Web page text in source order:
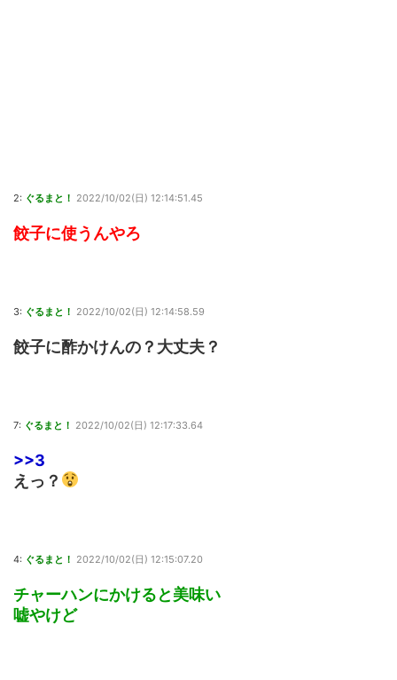
2: ぐるまと！ 2022/10/02(日) 12:14:51.45
餃子に使うんやろ
3: ぐるまと！ 2022/10/02(日) 12:14:58.59
餃子に酢かけんの？大丈夫？
7: ぐるまと！ 2022/10/02(日) 12:17:33.64
>>3
えっ？
4: ぐるまと！ 2022/10/02(日) 12:15:07.20
チャーハンにかけると美味い
嘘やけど